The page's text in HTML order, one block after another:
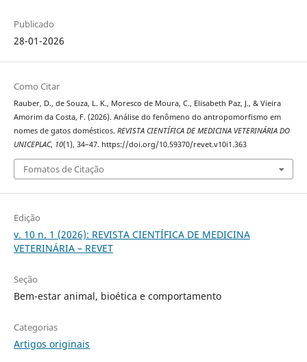
Publicado
28-01-2026
Como Citar
Rauber, D., de Souza, L. K., Moresco de Moura, C., Elisabeth Paz, J., & Vieira
Amorim da Costa, F. (2026). Análise do fenômeno do antropomorfismo em
nomes de gatos domésticos. REVISTA CIENTÍFICA DE MEDICINA VETERINÁRIA DO
UNICEPLAC, 10(1), 34–47. https://doi.org/10.59370/revet.v10i1.363
Fomatos de Citação
Edição
v. 10 n. 1 (2026): REVISTA CIENTÍFICA DE MEDICINA
VETERINÁRIA – REVET
Seção
Bem-estar animal, bioética e comportamento
Categorias
Artigos originais